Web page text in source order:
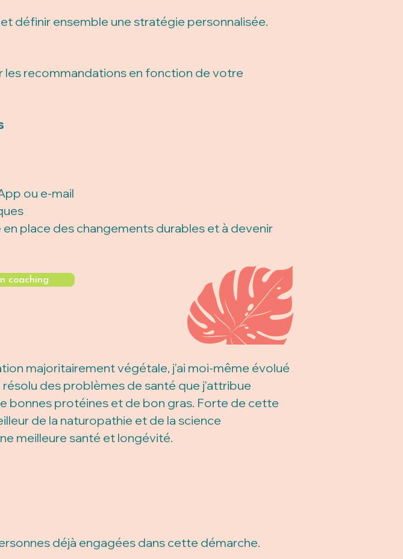
définir ensemble une stratégie personnalisée.
les recommandations en fonction de votre
ou e-mail
place des changements durables et à devenir
majoritairement végétale, j'ai moi-même évolué
des problèmes de santé que j'attribue
protéines et de bon gras. Forte de cette
de la naturopathie et de la science
meilleure santé et longévité.
déjà engagées dans cette démarche.
coaching